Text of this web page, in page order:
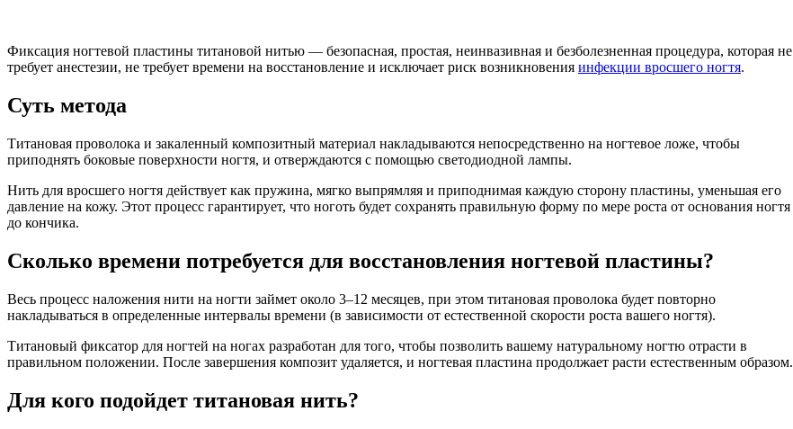
Фиксация ногтевой пластины титановой нитью — безопасная, простая, неинвазивная и безболезненная процедура, которая не
требует анестезии, не требует времени на восстановление и исключает риск возникновения инфекции вросшего ногтя.
Суть метода
Титановая проволока и закаленный композитный материал накладываются непосредственно на ногтевое ложе, чтобы
приподнять боковые поверхности ногтя, и отверждаются с помощью светодиодной лампы.
Нить для вросшего ногтя действует как пружина, мягко выпрямляя и приподнимая каждую сторону пластины, уменьшая его
давление на кожу. Этот процесс гарантирует, что ноготь будет сохранять правильную форму по мере роста от основания ногтя
до кончика.
Сколько времени потребуется для восстановления ногтевой пластины?
Весь процесс наложения нити на ногти займет около 3–12 месяцев, при этом титановая проволока будет повторно
накладываться в определенные интервалы времени (в зависимости от естественной скорости роста вашего ногтя).
Титановый фиксатор для ногтей на ногах разработан для того, чтобы позволить вашему натуральному ногтю отрасти в
правильном положении. После завершения композит удаляется, и ногтевая пластина продолжает расти естественным образом.
Для кого подойдет титановая нить?